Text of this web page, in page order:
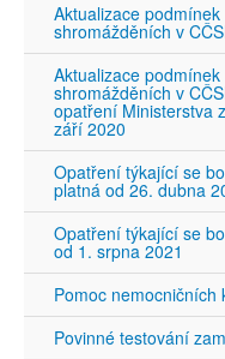
Aktualizace
shromážděních v
Aktualizace
shromážděních v
opatření Ministerstva
září 2020
Opatření týkající se
platná od 26. dubna
Opatření týkající se
od 1. srpna 2021
Pomoc nemocničních
Povinné testování